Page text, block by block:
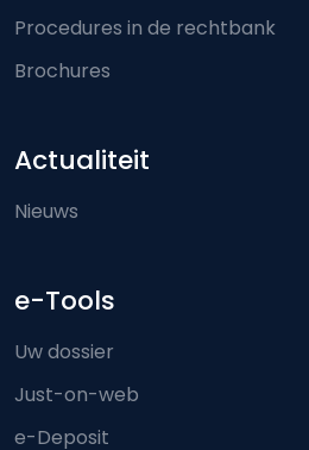
Procedures in de rechtbank
Brochures
Actualiteit
Nieuws
e-Tools
Uw dossier
Just-on-web
e-Deposit